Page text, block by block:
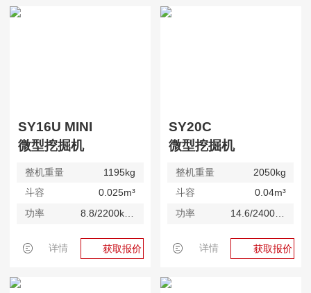
SY16U MINI
微型挖掘机
整机重量
1195kg
斗容
0.025m³
功率
8.8/2200kW/rpm
详情 获取报价
SY20C
微型挖掘机
整机重量
2050kg
斗容
0.04m³
功率
14.6/2400kW/rpm
详情 获取报价